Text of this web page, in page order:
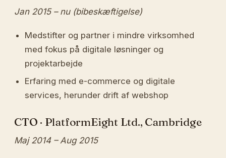
Jan 2015 – nu (bibeskæftigelse)
Medstifter og partner i mindre virksomhed
med fokus på digitale løsninger og
projektarbejde
Erfaring med e-commerce og digitale
services, herunder drift af webshop
CTO · PlatformEight Ltd., Cambridge
Maj 2014 – Aug 2015